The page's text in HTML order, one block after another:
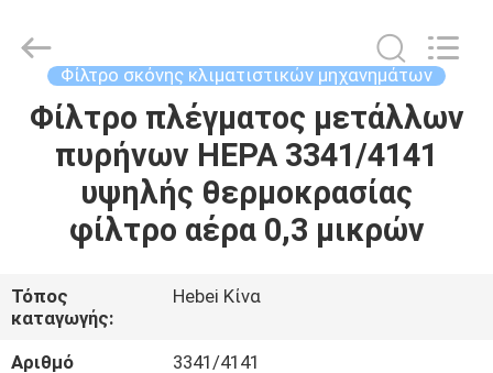
ΣΠΊΤΙ
ΠΡΟΪΌΝΤΑ
ΒΊΝΤΕΟ
ΠΕΡΊΠΟΥ
ΕΜΕΊΣ
Rights
Reserved.
Developed
Φίλτρο σκόνης κλιματιστικών μηχανημάτων
Φίλτρο πλέγματος μετάλλων
πυρήνων HEPA 3341/4141
υψηλής θερμοκρασίας
φίλτρο αέρα 0,3 μικρών
Τόπος
καταγωγής:
Hebei Κίνα
Αριθμό
3341/4141